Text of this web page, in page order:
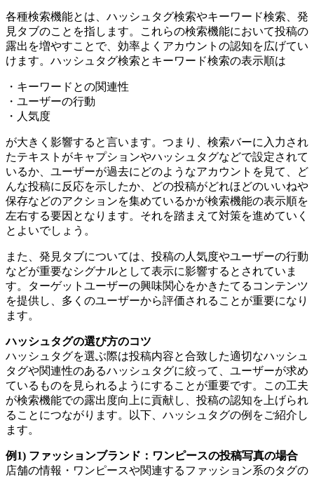
各種検索機能とは、ハッシュタグ検索やキーワード検索、発
見タブのことを指します。これらの検索機能において投稿の
露出を増やすことで、効率よくアカウントの認知を広げてい
けます。ハッシュタグ検索とキーワード検索の表示順は
・キーワードとの関連性
・ユーザーの行動
・人気度
が大きく影響すると言います。つまり、検索バーに入力され
たテキストがキャプションやハッシュタグなどで設定されて
いるか、ユーザーが過去にどのようなアカウントを見て、ど
んな投稿に反応を示したか、どの投稿がどれほどのいいねや
保存などのアクションを集めているかが検索機能の表示順を
左右する要因となります。それを踏まえて対策を進めていく
とよいでしょう。
また、発見タブについては、投稿の人気度やユーザーの行動
などが重要なシグナルとして表示に影響するとされていま
す。ターゲットユーザーの興味関心をかきたてるコンテンツ
を提供し、多くのユーザーから評価されることが重要になり
ます。
ハッシュタグの選び方のコツ
ハッシュタグを選ぶ際は投稿内容と合致した適切なハッシュ
タグや関連性のあるハッシュタグに絞って、ユーザーが求め
ているものを見られるようにすることが重要です。この工夫
が検索機能での露出度向上に貢献し、投稿の認知を上げられ
ることにつながります。以下、ハッシュタグの例をご紹介し
ます。
例1) ファッションブランド：ワンピースの投稿写真の場合
店舗の情報・ワンピースや関連するファッション系のタグの